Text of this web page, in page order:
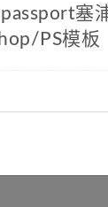
塞
PS模板